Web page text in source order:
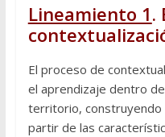
Lineamiento 1.
El proceso de
el aprendizaje dentro
territorio, construyendo
partir de las